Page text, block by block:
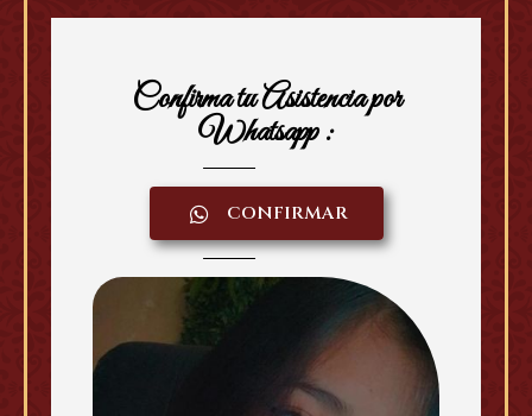
Confirma tu Asistencia por
Whatsapp :
CONFIRMAR